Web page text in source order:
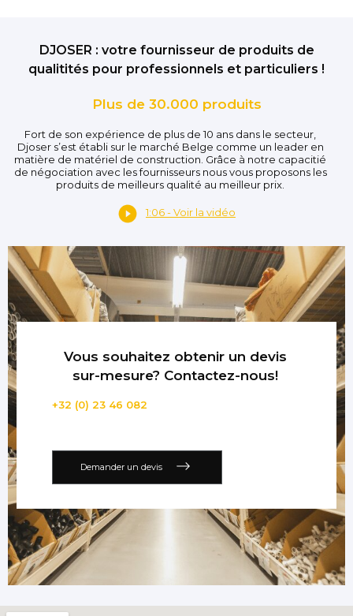
DJOSER : votre fournisseur de produits de
qualitités pour professionnels et particuliers !
Plus de 30.000 produits
Fort de son expérience de plus de 10 ans dans le secteur,
Djoser s’est établi sur le marché Belge comme un leader en
matière de matériel de construction. Grâce à notre capacitié
de négociation avec les fournisseurs nous vous proposons les
produits de meilleurs qualité au meilleur prix.
1:06 - Voir la vidéo
Vous souhaitez obtenir un devis
sur-mesure? Contactez-nous!
+32 (0) 23 46 082
Demander un devis